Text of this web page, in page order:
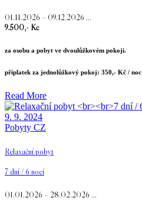
01.11.2026 – 09.12.2026 …
9.500,- Kč
za osobu a pobyt ve dvoulůžkovém pokoji.
příplatek za jednolůžkový pokoj: 350,- Kč / noc
Read More
9. 9. 2024
Pobyty CZ
Relaxační pobyt
7 dní / 6 nocí
01.01.2026 – 28.02.2026 …